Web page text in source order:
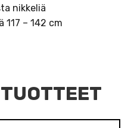
nikkeliä
– 142 cm